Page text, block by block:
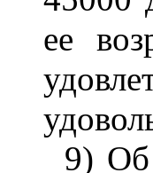
ее
9) Об